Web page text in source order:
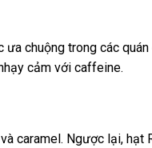
chuộng trong các quán
cảm với caffeine.
caramel. Ngược lại,